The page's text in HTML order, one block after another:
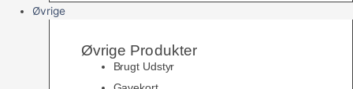
Øvrige
Øvrige Produkter
Brugt Udstyr